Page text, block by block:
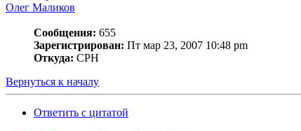
Олег Маликов
Сообщения: 655
Зарегистрирован: Пт мар 23, 2007 10:48 pm
Откуда: СРН
Вернуться к началу
Ответить с цитатой